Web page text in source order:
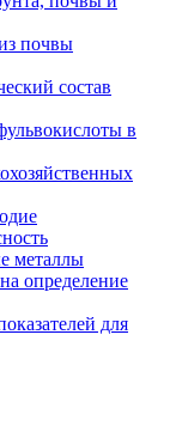
почвы
состав
в
металлы
определение
для